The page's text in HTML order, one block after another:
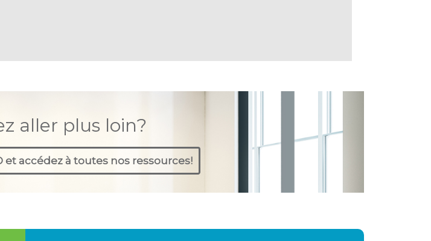
aller plus loin?
accédez à toutes nos ressources!